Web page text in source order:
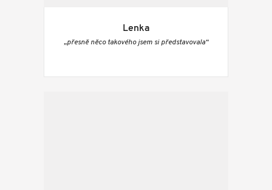
Lenka
„přesně něco takového jsem si představovala“